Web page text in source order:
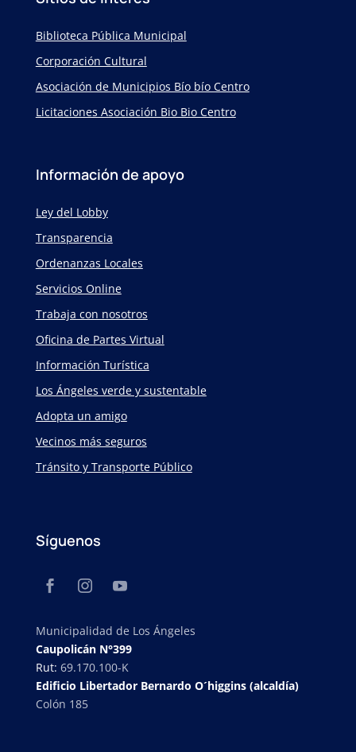
Biblioteca Pública Municipal
Corporación Cultural
Asociación de Municipios Bío bío Centro
Licitaciones Asociación Bio Bio Centro
Información de apoyo
Ley del Lobby
Transparencia
Ordenanzas Locales
Servicios Online
Trabaja con nosotros
Oficina de Partes Virtual
Información Turística
Los Ángeles verde y sustentable
Adopta un amigo
Vecinos más seguros
Tránsito y Transporte Público
Síguenos
Municipalidad de Los Ángeles
Caupolicán N°399
Rut: 69.170.100-K
Edificio Libertador Bernardo O´higgins (alcaldía)
Colón 185